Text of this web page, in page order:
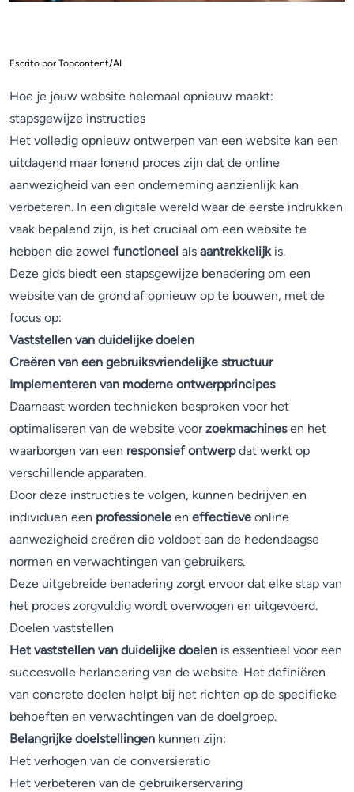
Escrito por Topcontent/AI
Hoe je jouw website helemaal opnieuw maakt:
stapsgewijze instructies
Het volledig opnieuw ontwerpen van een website kan een
uitdagend maar lonend proces zijn dat de online
aanwezigheid van een onderneming aanzienlijk kan
verbeteren. In een digitale wereld waar de eerste indrukken
vaak bepalend zijn, is het cruciaal om een website te
hebben die zowel functioneel als aantrekkelijkis.
Deze gids biedt een stapsgewijze benadering om een
website van de grond af opnieuw op te bouwen, met de
focus op:
Vaststellen van duidelijke doelen
Creëren van een gebruiksvriendelijke structuur
Implementeren van moderne ontwerpprincipes
Daarnaast worden technieken besproken voor het
optimaliseren van de website voorzoekmachinesen het
waarborgen van een responsief ontwerpdat werkt op
verschillende apparaten.
Door deze instructies te volgen, kunnen bedrijven en
individuen een professionele en effectieve online
aanwezigheid creëren die voldoet aan de hedendaagse
normen en verwachtingen van gebruikers.
Deze uitgebreide benadering zorgt ervoor dat elke stap van
het proces zorgvuldig wordt overwogen en uitgevoerd.
Doelen vaststellen
Het vaststellen van duidelijke doelen is essentieel voor een
succesvolle herlancering van de website. Het definiëren
van concrete doelen helpt bij het richten op de specifieke
behoeften en verwachtingen van de doelgroep.
Belangrijke doelstellingen kunnen zijn:
Het verhogen van de conversieratio
Het verbeteren van de gebruikerservaring